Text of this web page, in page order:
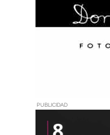
PUBLICIDAD